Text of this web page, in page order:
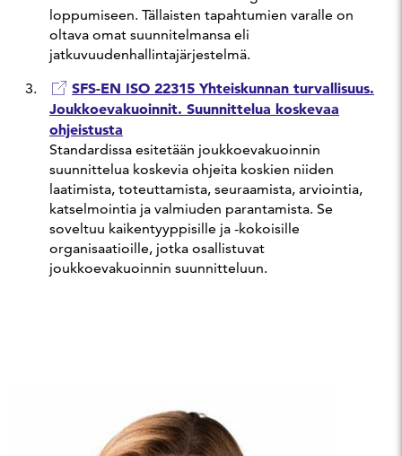
loppumiseen. Tällaisten tapahtumien varalle on
oltava omat suunnitelmansa eli
jatkuvuudenhallintajärjestelmä.
SFS-EN ISO 22315 Yhteiskunnan turvallisuus.
Joukkoevakuoinnit. Suunnittelua koskevaa
ohjeistusta
Standardissa esitetään joukkoevakuoinnin
suunnittelua koskevia ohjeita koskien niiden
laatimista, toteuttamista, seuraamista, arviointia,
katselmointia ja valmiuden parantamista. Se
soveltuu kaikentyyppisille ja -kokoisille
organisaatioille, jotka osallistuvat
joukkoevakuoinnin suunnitteluun.